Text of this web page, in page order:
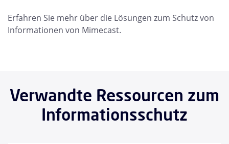
Erfahren Sie mehr über die Lösungen zum Schutz von
Informationen von Mimecast.
Verwandte Ressourcen zum
Informationsschutz